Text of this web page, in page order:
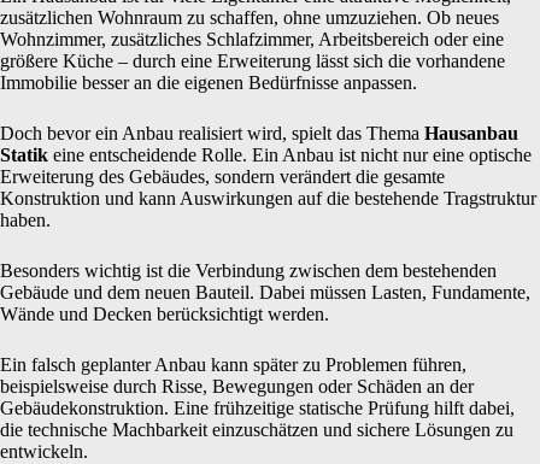
zusätzlichen Wohnraum zu schaffen, ohne umzuziehen. Ob neues
Wohnzimmer, zusätzliches Schlafzimmer, Arbeitsbereich oder eine
größere Küche – durch eine Erweiterung lässt sich die vorhandene
Immobilie besser an die eigenen Bedürfnisse anpassen.
Doch bevor ein Anbau realisiert wird, spielt das Thema Hausanbau
Statik eine entscheidende Rolle. Ein Anbau ist nicht nur eine optische
Erweiterung des Gebäudes, sondern verändert die gesamte
Konstruktion und kann Auswirkungen auf die bestehende Tragstruktur
haben.
Besonders wichtig ist die Verbindung zwischen dem bestehenden
Gebäude und dem neuen Bauteil. Dabei müssen Lasten, Fundamente,
Wände und Decken berücksichtigt werden.
Ein falsch geplanter Anbau kann später zu Problemen führen,
beispielsweise durch Risse, Bewegungen oder Schäden an der
Gebäudekonstruktion. Eine frühzeitige statische Prüfung hilft dabei,
die technische Machbarkeit einzuschätzen und sichere Lösungen zu
entwickeln.